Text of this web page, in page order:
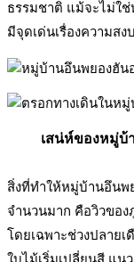
ธรรมชาติ แม้จะไม่ใ
มีจุดเด่นเรื่องความส
เสน่ห์ของหมู่บ้
สิ่งที่ทำให้หมู่บ้านอึนพ
จำนวนมาก คือวิวของ
โดยเฉพาะช่วงปลาย
ใบไม้เริ่มเปลี่ยนสี แน